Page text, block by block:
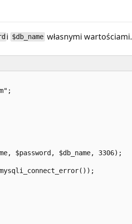
i $db_name własnymi wartościami.
$password, $db_name, 3306);